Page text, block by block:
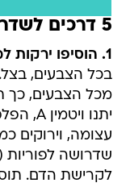
5 דרכים לשדרג אורז לבן למנת בריאות
1. הוסיפו ירקות למנה:
בכל הצבעים,
מכל הצבעים, כך
עצומה, וירוקים
לקרישת הדם.